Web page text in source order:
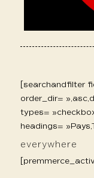
[searchandfilter
order_dir=
types=
headings=
everywhere